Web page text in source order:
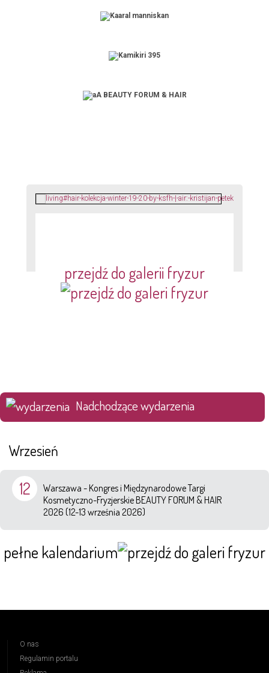
przejdź do galerii fryzur
Nadchodzące wydarzenia
Wrzesień
12
Warszawa - Kongres i Międzynarodowe Targi
Kosmetyczno-Fryzjerskie BEAUTY FORUM & HAIR
2026 (12-13 września 2026)
pełne kalendarium
O nas
Regulamin portalu